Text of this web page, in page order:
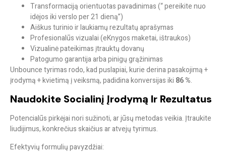
Transformaciją orientuotas pavadinimas (“ pereikite nuo
idėjos iki verslo per 21 dieną”)
Aiškus turinio ir laukiamų rezultatų aprašymas
Profesionalūs vizualai (eKnygos maketai, ištraukos)
Vizualinė pateikimas įtrauktų dovanų
Patogumo garantija arba pinigų grąžinimas
Unbounce tyrimas rodo, kad puslapiai, kurie derina pasakojimą +
įrodymą + kvietimą į veiksmą, padidina konversijas iki 86 %.
Naudokite Socialinį Įrodymą Ir Rezultatus
Potencialūs pirkėjai nori sužinoti, ar jūsų metodas veikia. Įtraukite
liudijimus, konkrečius skaičius ar atvejų tyrimus.
Efektyvių formulių pavyzdžiai: